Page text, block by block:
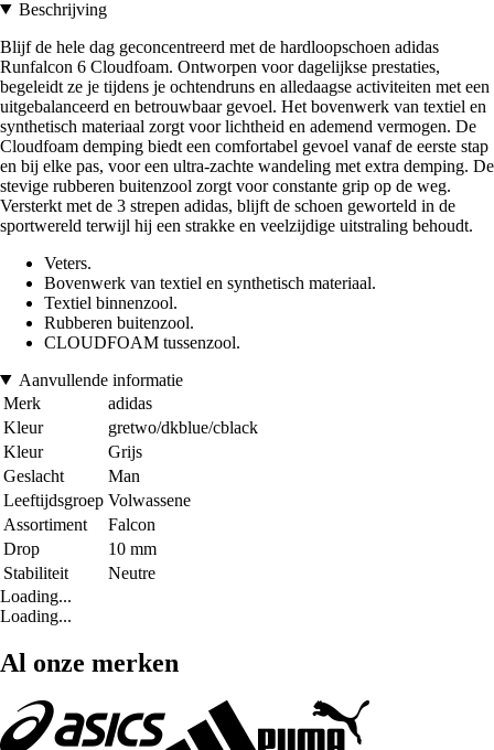
Beschrijving
Blijf de hele dag geconcentreerd met de hardloopschoen adidas
Runfalcon 6 Cloudfoam. Ontworpen voor dagelijkse prestaties,
begeleidt ze je tijdens je ochtendruns en alledaagse activiteiten met een
uitgebalanceerd en betrouwbaar gevoel. Het bovenwerk van textiel en
synthetisch materiaal zorgt voor lichtheid en ademend vermogen. De
Cloudfoam demping biedt een comfortabel gevoel vanaf de eerste stap
en bij elke pas, voor een ultra-zachte wandeling met extra demping. De
stevige rubberen buitenzool zorgt voor constante grip op de weg.
Versterkt met de 3 strepen adidas, blijft de schoen geworteld in de
sportwereld terwijl hij een strakke en veelzijdige uitstraling behoudt.
Veters.
Bovenwerk van textiel en synthetisch materiaal.
Textiel binnenzool.
Rubberen buitenzool.
CLOUDFOAM tussenzool.
Aanvullende informatie
Merk
adidas
Kleur
gretwo/dkblue/cblack
Kleur
Grijs
Geslacht
Man
Leeftijdsgroep Volwassene
Assortiment
Falcon
Drop
10 mm
Stabiliteit
Neutre
Loading...
Loading...
Al onze merken